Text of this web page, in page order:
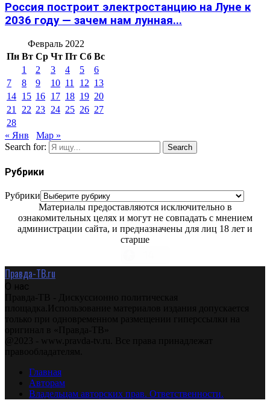
Россия построит электростанцию на Луне к
2036 году — зачем нам лунная...
Февраль 2022
Пн Вт Ср Чт Пт Сб Вс
1
2 3 4 5
6
7
8 9 10 11 12 13
14 15 16 17 18 19 20
21
22 23 24 25 26 27
28
« Янв
Мар »
Search for:
Search
Рубрики
Рубрики
Материалы предоставляются исключительно в
ознакомительных целях и могут не совпадать с мнением
администрации сайта, и предназначены для лиц 18 лет и
старше
Правда-ТВ.ru
О нас
Правда-ТВ - Дискуссионно политическая
площадка.Использование материалов издания допускается
только при одновременном размещении гиперссылки на
оригинал в «Правда-ТВ»
@2023 - www.pravda-tv.ru. Все права принадлежат
правообладателям.
Главная
Авторам
Владельцам авторских прав. Ответственности.